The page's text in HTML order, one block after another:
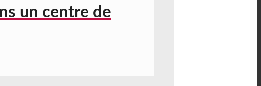
un centre de